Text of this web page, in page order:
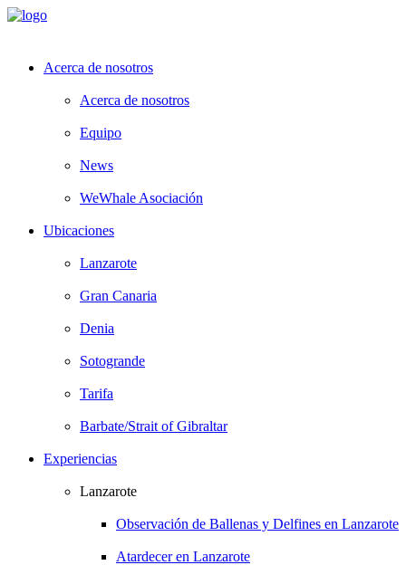
Acerca de nosotros
Acerca de nosotros
Equipo
News
WeWhale Asociación
Ubicaciones
Lanzarote
Gran Canaria
Denia
Sotogrande
Tarifa
Barbate/Strait of Gibraltar
Experiencias
Lanzarote
Observación de Ballenas y Delfines en Lanzarote
Atardecer en Lanzarote